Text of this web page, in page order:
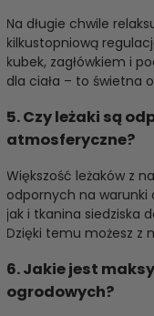
Na długie chwile
kilkustopniową
kubek, zagłówkiem i
dla ciała – to świetna
5. Czy leżaki są
atmosferyczne?
Większość leżaków z
odpornych na
jak i tkanina siedziska
Dzięki temu możesz z
6. Jakie jest
ogrodowych?